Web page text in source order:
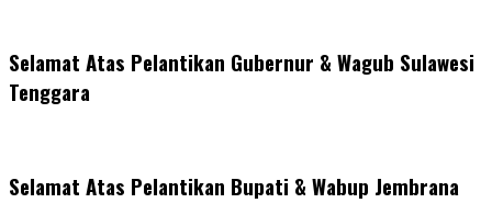
Selamat Atas Pelantikan Gubernur & Wagub Sulawesi
Tenggara
Selamat Atas Pelantikan Bupati & Wabup Jembrana